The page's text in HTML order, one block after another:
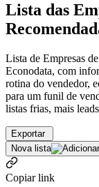
Lista das
Lista de Empresas
Econodata, com
rotina do vendedor,
para um funil de
listas frias, mais
Exportar
Nova lista
Copiar link